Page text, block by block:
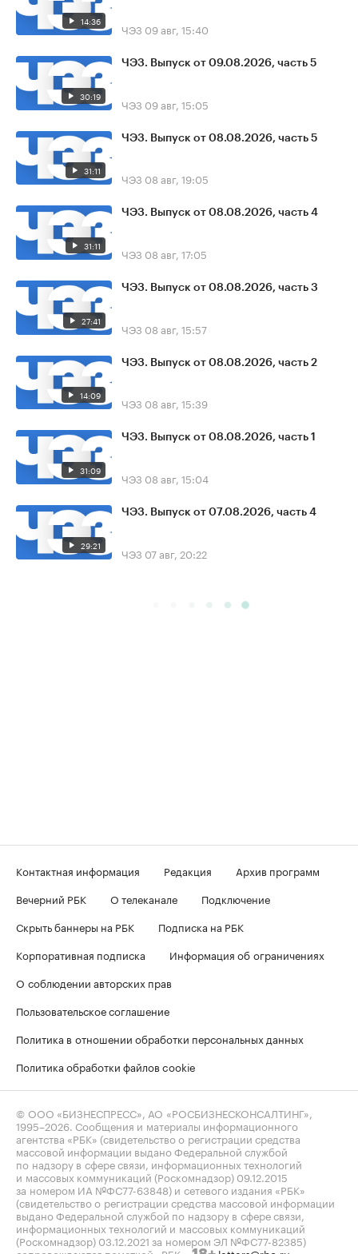
14:36 ЧЭЗ 09 авг, 15:40
30:19
ЧЭЗ. Выпуск от 09.08.2026, часть 5
ЧЭЗ 09 авг, 15:05
31:11
ЧЭЗ. Выпуск от 08.08.2026, часть 5
ЧЭЗ 08 авг, 19:05
31:11
ЧЭЗ. Выпуск от 08.08.2026, часть 4
ЧЭЗ 08 авг, 17:05
27:41
ЧЭЗ. Выпуск от 08.08.2026, часть 3
ЧЭЗ 08 авг, 15:57
14:09
ЧЭЗ. Выпуск от 08.08.2026, часть 2
ЧЭЗ 08 авг, 15:39
31:09
ЧЭЗ. Выпуск от 08.08.2026, часть 1
ЧЭЗ 08 авг, 15:04
29:21
ЧЭЗ. Выпуск от 07.08.2026, часть 4
ЧЭЗ 07 авг, 20:22
Контактная информация Редакция
Архив программ
Вечерний РБК
О телеканале
Подключение
Скрыть баннеры на РБК
Подписка на РБК
Корпоративная подписка
Информация об ограничениях
О соблюдении авторских прав
Пользовательское соглашение
Политика в отношении обработки персональных данных
Политика обработки файлов cookie
© ООО «БИЗНЕСПРЕСС», АО «РОСБИЗНЕСКОНСАЛТИНГ»,
1995–2026 . Сообщения и материалы информационного
агентства «РБК» (свидетельство о регистрации средства
массовой информации выдано Федеральной службой
по надзору в сфере связи, информационных технологий
и массовых коммуникаций (Роскомнадзор) 09.12.2015
за номером ИА №ФС77-63848) и сетевого издания «РБК»
(свидетельство о регистрации средства массовой информации
выдано Федеральной службой по надзору в сфере связи,
информационных технологий и массовых коммуникаций
(Роскомнадзор) 03.12.2021 за номером ЭЛ №ФС77-82385)